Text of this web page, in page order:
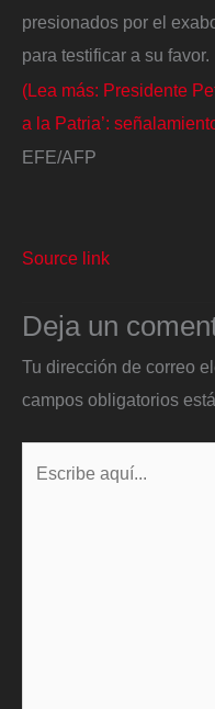
presionados por el
para testificar a su favor.
(Lea más: Presidente
a la Patria’:
EFE/AFP
Source link
Deja un
Tu dirección de correo
campos obligatorios